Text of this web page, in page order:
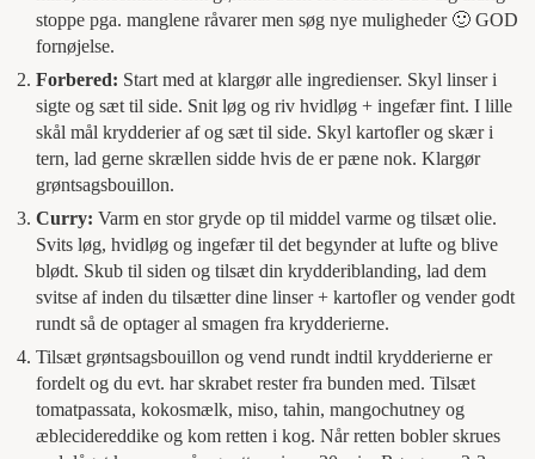
stoppe pga. manglene råvarer men søg nye muligheder 🙂 GOD
fornøjelse.
Forbered: Start med at klargør alle ingredienser. Skyl linser i
sigte og sæt til side. Snit løg og riv hvidløg + ingefær fint. I lille
skål mål krydderier af og sæt til side. Skyl kartofler og skær i
tern, lad gerne skrællen sidde hvis de er pæne nok. Klargør
grøntsagsbouillon.
Curry: Varm en stor gryde op til middel varme og tilsæt olie.
Svits løg, hvidløg og ingefær til det begynder at lufte og blive
blødt. Skub til siden og tilsæt din krydderiblanding, lad dem
svitse af inden du tilsætter dine linser + kartofler og vender godt
rundt så de optager al smagen fra krydderierne.
Tilsæt grøntsagsbouillon og vend rundt indtil krydderierne er
fordelt og du evt. har skrabet rester fra bunden med. Tilsæt
tomatpassata, kokosmælk, miso, tahin, mangochutney og
æblecidereddike og kom retten i kog. Når retten bobler skrues